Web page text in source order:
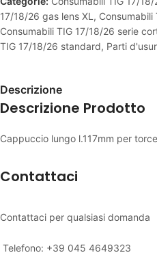
17/18/26 gas lens XL ,
Consumabili TIG 17/18/26 serie
TIG 17/18/26 standard, Parti
Descrizione
Descrizione Prodotto
Cappuccio lungo l.117mm per
Contattaci
Contattaci per qualsiasi domanda
Telefono: +39 045 4649323